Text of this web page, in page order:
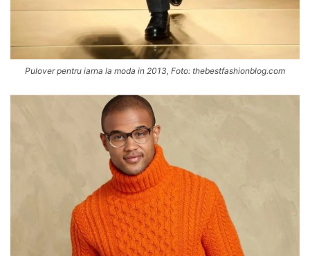
Pulover pentru iarna la moda in 2013, Foto: thebestfashionblog.com